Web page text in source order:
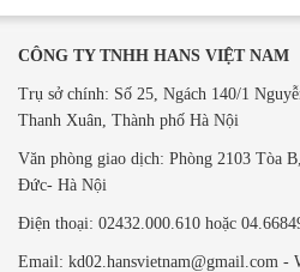
CÔNG TY TNHH HANS VIỆT NAM
Trụ sở chính: Số 25, Ngách 140/1
Thanh Xuân, Thành phố Hà Nội
Văn phòng giao dịch: ​Phòng 2103 Tòa B,
Đức- Hà Nội
Điện thoại: 02432.000.610 hoặc
Email: kd02.hansvietnam@gmail.com -